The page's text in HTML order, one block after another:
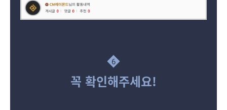
6
꼭 확인해주세요!